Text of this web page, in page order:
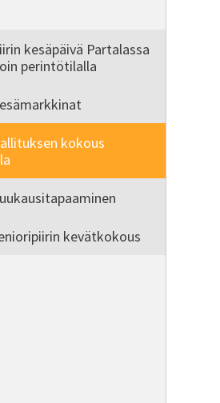
kesäpäivä Partalassa
perintötilalla
kokous
kevätkokous